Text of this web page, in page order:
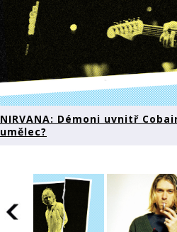
NIRVANA: Démoni uvnitř
umělec?